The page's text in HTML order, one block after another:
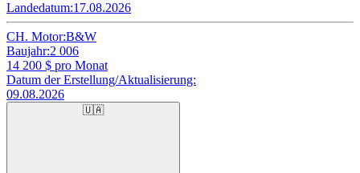
Landedatum:17.08.2026
CH. Motor:B&W
Baujahr:2 006
14 200 $ pro Monat
Datum der Erstellung/Aktualisierung:
09.08.2026
🇺🇦